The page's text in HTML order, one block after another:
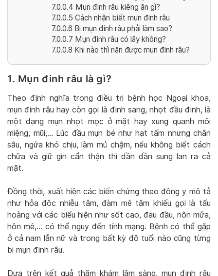
7.0.0.4 Mụn đinh râu kiêng ăn gì?
7.0.0.5 Cách nhận biết mụn đinh râu
7.0.0.6 Bị mụn đinh râu phải làm sao?
7.0.0.7 Mụn đinh râu có lây không?
7.0.0.8 Khi nào thì nặn được mụn đinh râu?
1. Mụn đinh râu là gì?
Theo định nghĩa trong điều trị bệnh học Ngoại khoa,
mụn đinh râu hay còn gọi là đinh sang, nhọt đầu đinh, là
một dạng mụn nhọt mọc ở mặt hay xung quanh môi
miệng, mũi,… Lúc đầu mụn bé như hạt tấm nhưng chân
sâu, ngứa khó chịu, làm mủ chậm, nếu không biết cách
chữa và giữ gìn cẩn thận thì dần dần sung lan ra cả
mặt.
Đồng thời, xuất hiện các biến chứng theo đông y mô tả
như hỏa đôc nhiễu tâm, đàm mê tâm khiếu gọi là tẩu
hoàng với các biểu hiện như sốt cao, đau đầu, nôn mửa,
hôn mê,… có thể nguy đến tính mạng. Bệnh có thể gặp
ở cả nam lẫn nữ và trong bất kỳ độ tuổi nào cũng từng
bị mụn đinh râu.
Dựa trên kết quả thăm khám lâm sàng, mụn đinh râu